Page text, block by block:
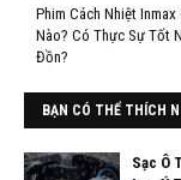
Phim Cách Nhiệt
Nào? Có Thực Sự Tốt
Đồn?
BẠN CÓ THỂ THÍCH
Sạc Ô